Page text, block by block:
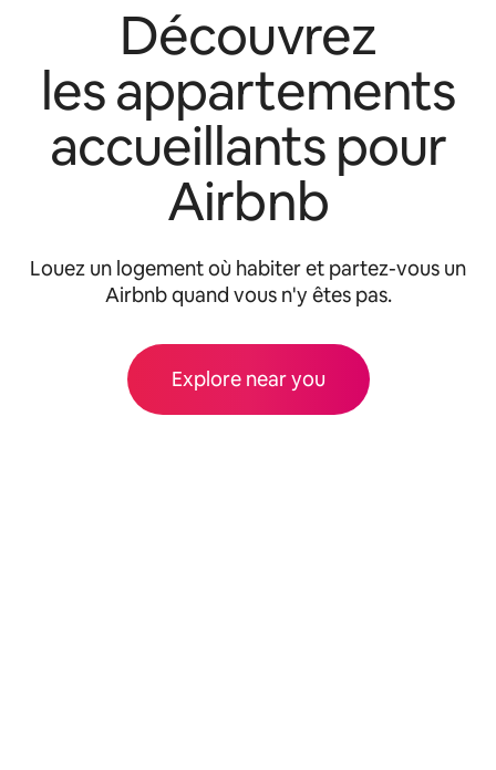
Découvrez
les appartements
accueillants pour
Airbnb
Louez un logement où habiter et partez-vous un
Airbnb quand vous n'y êtes pas.
Explore near you